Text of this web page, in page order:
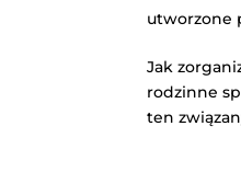
utworzone
Jak
rodzinne
ten